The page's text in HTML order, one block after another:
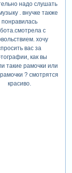
надо слушать
. внучке также
понравилась
с
хочу
вас за
как вы
такие рамочки или
? смотрятся
красиво.